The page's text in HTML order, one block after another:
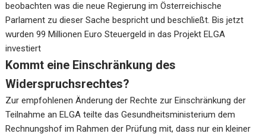
beobachten was die neue Regierung imÖsterreichische
Parlament zu dieser Sache bespricht und beschließt. Bis jetzt
wurden 99 Millionen Euro Steuergeld in das Projekt ELGA
investiert
Kommt eine Einschränkung des
Widerspruchsrechtes?
Zur empfohlenen Änderung der Rechte zur Einschränkung der
Teilnahme an ELGA teilte das Gesundheitsministerium dem
Rechnungshof im Rahmen der Prüfung mit, dass nur ein kleiner